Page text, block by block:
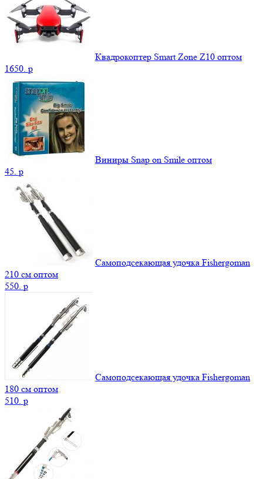
Квадрокоптер Smart Zone Z10 оптом
1650. p
Виниры Snap on Smile оптом
45. p
Самоподсекающая удочка Fishergoman
210 см оптом
550. p
Самоподсекающая удочка Fishergoman
180 см оптом
510. p